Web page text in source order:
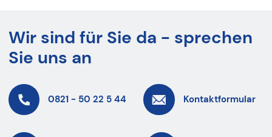
Wir sind für Sie da - sprechen
Sie uns an
0821 - 50 22 5 44 Kontaktformular